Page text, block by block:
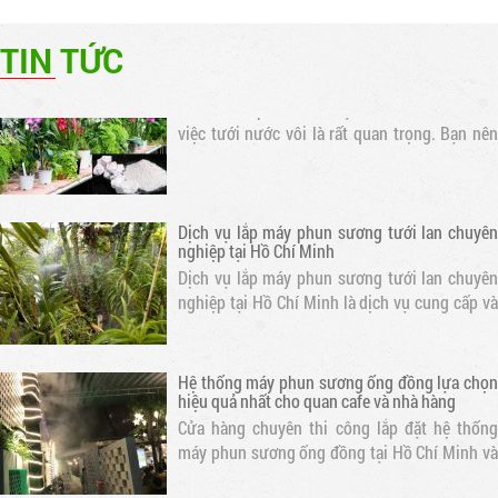
TIN TỨC
tưới nước cho hoa lan mỗi ngày vào buổi sáng
sớm hoặc chiều muộn để tránh nắng gắt. Thời
Dịch vụ lắp máy phun sương tưới lan chuyên
nghiệp tại Hồ Chí Minh là dịch vụ cung cấp và
lắp đặt các hệ thống phun sương chất lượng
cao, đảm bảo hiệu quả tưới lan và cung cấp độ
Cửa hàng chuyên thi công lắp đặt hệ thống
máy phun sương ống đồng tại Hồ Chí Minh và
các tỉnh lân cận. Lắp phun sương cao áp quán
cafe, nhà hàng, khu giải trí... Bảo hành 12